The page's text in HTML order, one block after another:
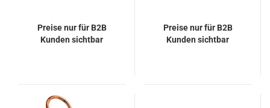
Preise nur für B2B
Kunden sichtbar
Preise nur für B2B
Kunden sichtbar